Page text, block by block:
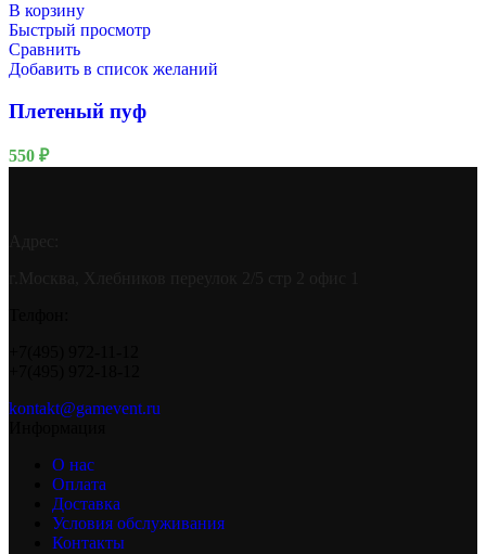
В корзину
Быстрый просмотр
Сравнить
Добавить в список желаний
Плетеный пуф
550 ₽
kontakt@gamevent.ru
О нас
Оплата
Доставка
Условия обслуживания
Контакты